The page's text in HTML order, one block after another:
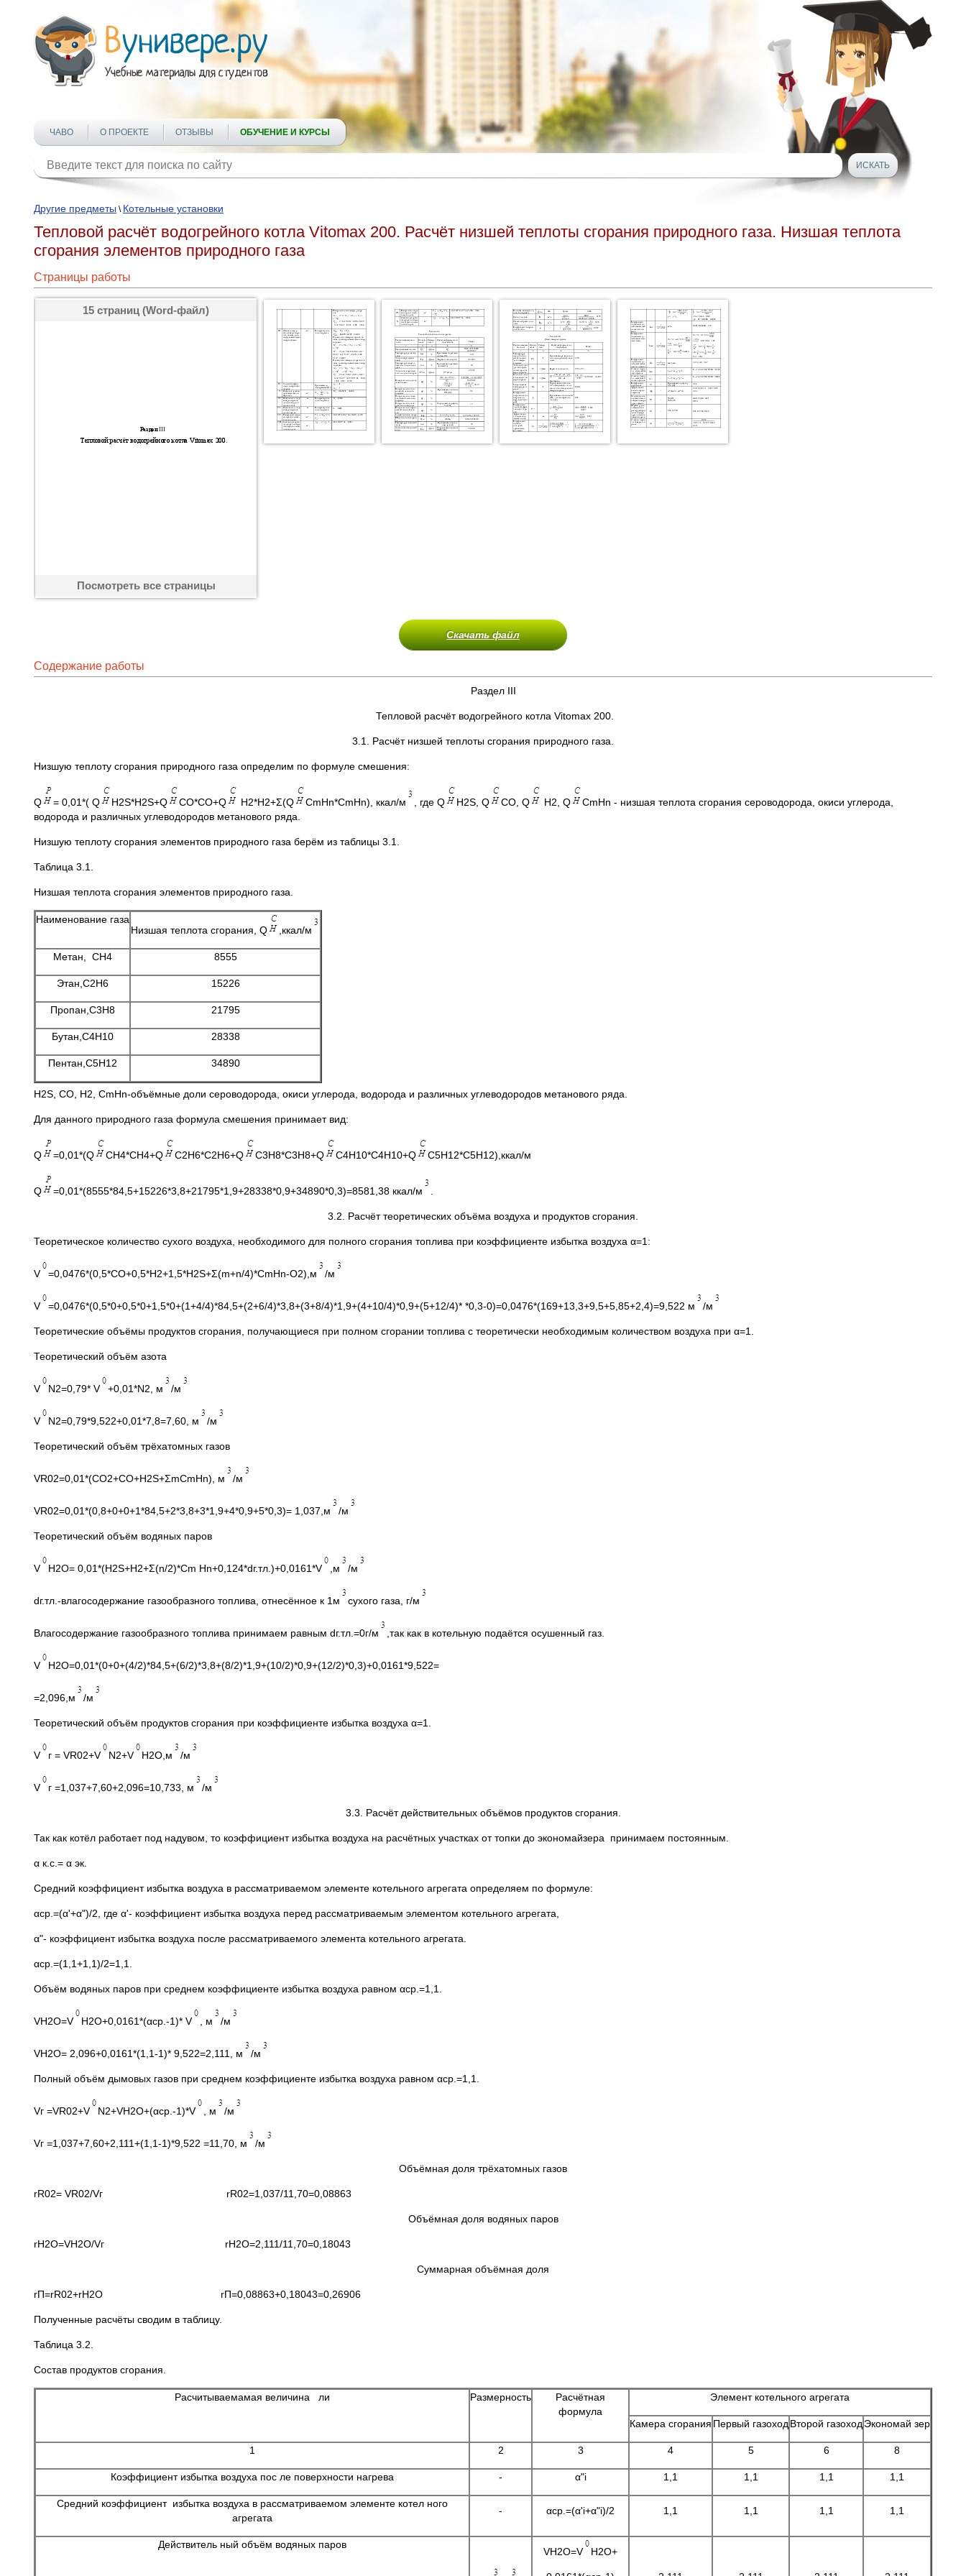
ЧАВО О ПРОЕКТЕ ОТЗЫВЫ ОБУЧЕНИЕ И КУРСЫ
Другие предметы \ Котельные установки
Тепловой расчёт водогрейного котла Vitomax 200. Расчёт низшей теплоты сгорания природного газа. Низшая теплота
сгорания элементов природного газа
Страницы работы
15 страниц (Word-файл)
Посмотреть все страницы
Скачать файл
Содержание работы
Раздел III
Тепловой расчёт водогрейного котла Vitomax 200.
3.1. Расчёт низшей теплоты сгорания природного газа.
Низшую теплоту сгорания природного газа определим по формуле смешения:
Q = 0,01*( Q H2S*H2S+Q CO*CO+Q H2*H2+Σ(Q CmHn*CmHn), ккал/м , где Q H2S, Q CO, Q H2, Q
CmHn - низшая теплота сгорания сероводорода, окиси углерода,
водорода и различных углеводородов метанового ряда.
Низшую теплоту сгорания элементов природного газа берём из таблицы 3.1.
Таблица 3.1.
Низшая теплота сгорания элементов природного газа.
Наименование газа
Низшая теплота сгорания, Q
,ккал/м
Метан, CH4 8555
Этан,C2H6 15226
Пропан,C3H8 21795
Бутан,C4H10 28338
Пентан,C5H12 34890
H2S, CO, H2, CmHn-объёмные доли сероводорода, окиси углерода, водорода и различных углеводородов метанового ряда.
Для данного природного газа формула смешения принимает вид:
Q =0,01*(Q CH4*CH4+Q C2H6*C2H6+Q C3H8*C3H8+Q C4H10*C4H10+Q C5H12*C5H12),ккал/м
Q =0,01*(8555*84,5+15226*3,8+21795*1,9+28338*0,9+34890*0,3)=8581,38 ккал/м
3.2. Расчёт теоретических объёма воздуха и продуктов сгорания.
Теоретическое количество сухого воздуха, необходимого для полного сгорания топлива при коэффициенте избытка воздуха α=1:
V =0,0476*(0,5*CO+0,5*H2+1,5*H2S+Σ(m+n/4)*CmHn-O2),м /м
V =0,0476*(0,5*0+0,5*0+1,5*0+(1+4/4)*84,5+(2+6/4)*3,8+(3+8/4)*1,9+(4+10/4)*0,9+(5+12/4)* *0,3-0)=0,0476*(169+13,3+9,5+5,85+2,4)=9,522 м /м
Теоретические объёмы продуктов сгорания, получающиеся при полном сгорании топлива с теоретически необходимым количеством воздуха при α=1.
Теоретический объём азота
V N2=0,79* V +0,01*N2, м /м
V N2=0,79*9,522+0,01*7,8=7,60, м /м
Теоретический объём трёхатомных газов
VR02=0,01*(CO2+CO+H2S+ΣmCmHn), м /м
VR02=0,01*(0,8+0+0+1*84,5+2*3,8+3*1,9+4*0,9+5*0,3)= 1,037,м /м
Теоретический объём водяных паров
V H2O= 0,01*(H2S+H2+Σ(n/2)*Cm Hn+0,124*dг.тл.)+0,0161*V ,м /м
dг.тл.-влагосодержание газообразного топлива, отнесённое к 1м сухого газа, г/м
Влагосодержание газообразного топлива принимаем равным dг.тл.=0г/м ,так как в котельную подаётся осушенный газ.
V H2O=0,01*(0+0+(4/2)*84,5+(6/2)*3,8+(8/2)*1,9+(10/2)*0,9+(12/2)*0,3)+0,0161*9,522=
=2,096,м /м
Теоретический объём продуктов сгорания при коэффициенте избытка воздуха α=1.
V г = VR02+V N2+V H2O,м /м
V г =1,037+7,60+2,096=10,733, м /м
3.3. Расчёт действительных объёмов продуктов сгорания.
Так как котёл работает под надувом, то коэффициент избытка воздуха на расчётных участках от топки до экономайзера принимаем постоянным.
α к.с.= α эк.
Средний коэффициент избытка воздуха в рассматриваемом элементе котельного агрегата определяем по формуле:
αср.=(α'+α")/2, где α'- коэффициент избытка воздуха перед рассматриваемым элементом котельного агрегата,
α"- коэффициент избытка воздуха после рассматриваемого элемента котельного агрегата.
αср.=(1,1+1,1)/2=1,1.
Объём водяных паров при среднем коэффициенте избытка воздуха равном αср.=1,1.
VH2O=V H2O+0,0161*(αср.-1)* V , м /м
VH2O= 2,096+0,0161*(1,1-1)* 9,522=2,111, м /м
Полный объём дымовых газов при среднем коэффициенте избытка воздуха равном αср.=1,1.
Vг =VR02+V N2+VH2O+(αср.-1)*V , м /м
Vг =1,037+7,60+2,111+(1,1-1)*9,522 =11,70, м /м
Объёмная доля трёхатомных газов
rR02= VR02/Vг rR02=1,037/11,70=0,08863
Объёмная доля водяных паров
rH2O=VH2O/Vг rH2O=2,111/11,70=0,18043
Суммарная объёмная доля
rП=rR02+rH2O rП=0,08863+0,18043=0,26906
Полученные расчёты сводим в таблицу.
Таблица 3.2.
Состав продуктов сгорания.
Расчитываемамая величина ли Размерность
Расчётная
формула
Элемент котельного агрегата
Камера сгорания Первый газоход Второй газоход Экономай зер
1 2 3 4 5 6 8
Коэффициент избытка воздуха пос ле поверхности нагрева - α"i 1,1 1,1 1,1 1,1
Средний коэффициент избытка воздуха в рассматриваемом элементе котел ного
агрегата
- αср.=(α'i+α"i)/2 1,1 1,1 1,1 1,1
Действитель ный объём водяных паров
VH2O=V H2O+